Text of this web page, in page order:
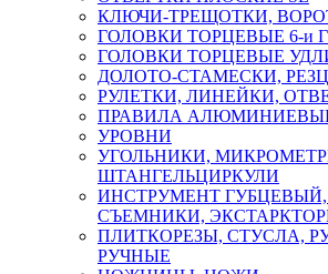
КЛЮЧИ-ТРЕЩОТКИ,
ГОЛОВКИ ТОРЦЕВЫЕ 6-и
ГОЛОВКИ ТОРЦЕВЫЕ
ДОЛОТО-СТАМЕСКИ,
РУЛЕТКИ, ЛИНЕЙКИ,
ПРАВИЛА
УРОВНИ
УГОЛЬНИКИ,
ШТАНГЕЛЬЦИРКУЛИ
ИНСТРУМЕНТ
СЪЕМНИКИ,
ПЛИТКОРЕЗЫ, СТУСЛА,
РУЧНЫЕ